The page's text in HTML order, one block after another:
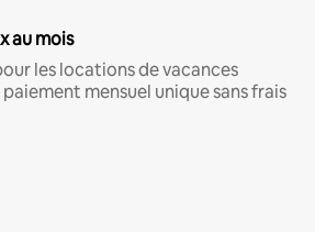
au mois
les locations de vacances
mensuel unique sans frais